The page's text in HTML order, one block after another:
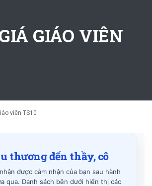
GIÁO VIÊN
viên TS10
thương đến thầy, cô
được cảm nhận của bạn sau hành
qua. Danh sách bên dưới hiển thị các